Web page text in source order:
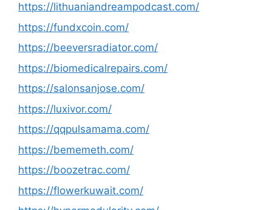
https://lithuaniandreampodcast.com/
https://fundxcoin.com/
https://beeversradiator.com/
https://biomedicalrepairs.com/
https://salonsanjose.com/
https://luxivor.com/
https://qqpulsamama.com/
https://bememeth.com/
https://boozetrac.com/
https://flowerkuwait.com/